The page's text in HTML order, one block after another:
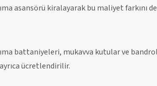
asansörü kiralayarak bu maliyet farkını
battaniyeleri, mukavva kutular ve
ücretlendirilir.